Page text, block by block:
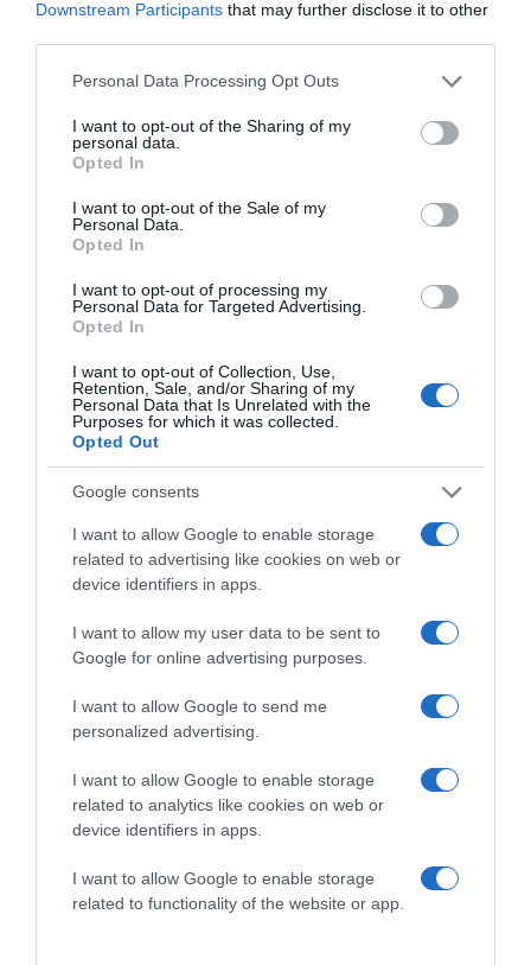
Downstream Participants that may further disclose it to other
Please note that this website/app uses one or more Google
not limited to your visit or usage behaviour. You may click to
grant or deny consent to Google and its third-party tags to
use your data for below specified purposes in below Google
consent section.
Personal Data Processing Opt Outs
I want to opt-out of the Sharing of my
personal data.
Opted In
I want to opt-out of the Sale of my
Personal Data.
Opted In
I want to opt-out of processing my
Personal Data for Targeted Advertising.
Opted In
I want to opt-out of Collection, Use,
Retention, Sale, and/or Sharing of my
Personal Data that Is Unrelated with the
Purposes for which it was collected.
Opted Out
Google consents
I want to allow Google to enable storage
related to advertising like cookies on web or
device identifiers in apps.
I want to allow my user data to be sent to
Google for online advertising purposes.
I want to allow Google to send me
personalized advertising.
I want to allow Google to enable storage
related to analytics like cookies on web or
device identifiers in apps.
I want to allow Google to enable storage
related to functionality of the website or app.
Liptai Claudia lett a negyedik, aki a nyáron az új
vőlegényéről és új tévés szerződéséről szóló cikkekkel
került fel legtöbbször a híroldalakra. A színésznő Szabó
Zsófi születendő gyermekével szerepelt a legtöbbször, ő
lett az ötödik a listán, Ördög Nóra pedig a hatodik
legkeresettebb női celeb volt idehaza a nyáron, aki
leginkább új műsorával kapcsolatban szerepelt a
A külföldi celebek körében a zeneipar tarolt a nyáron:
és női celeb a magyar interneten. A férfiaknál Harry
Stlyes végzett a második helyen, megelőzve a színész
Ashton Kutchert. A női celebeknél Rihanna és Katy Perry
fért fel a dobogóra.
Címkék: Justin Bieber,Rihanna
Katinka ,Ördög Nóra,Rubint Réka,Majka Aleska ,
Ariana Grande,Dzsudzsák Balázs,Ashton Kutcher
Korábbi bejegyzések
HASONLÓ BEJEGYZÉSEK